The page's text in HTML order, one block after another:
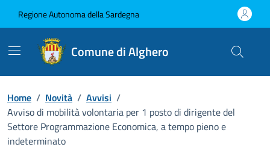
Regione Autonoma della Sardegna
Comune di Alghero
Home / Novità / Avvisi /
Avviso di mobilità volontaria per 1 posto di dirigente del
Settore Programmazione Economica, a tempo pieno e
indeterminato